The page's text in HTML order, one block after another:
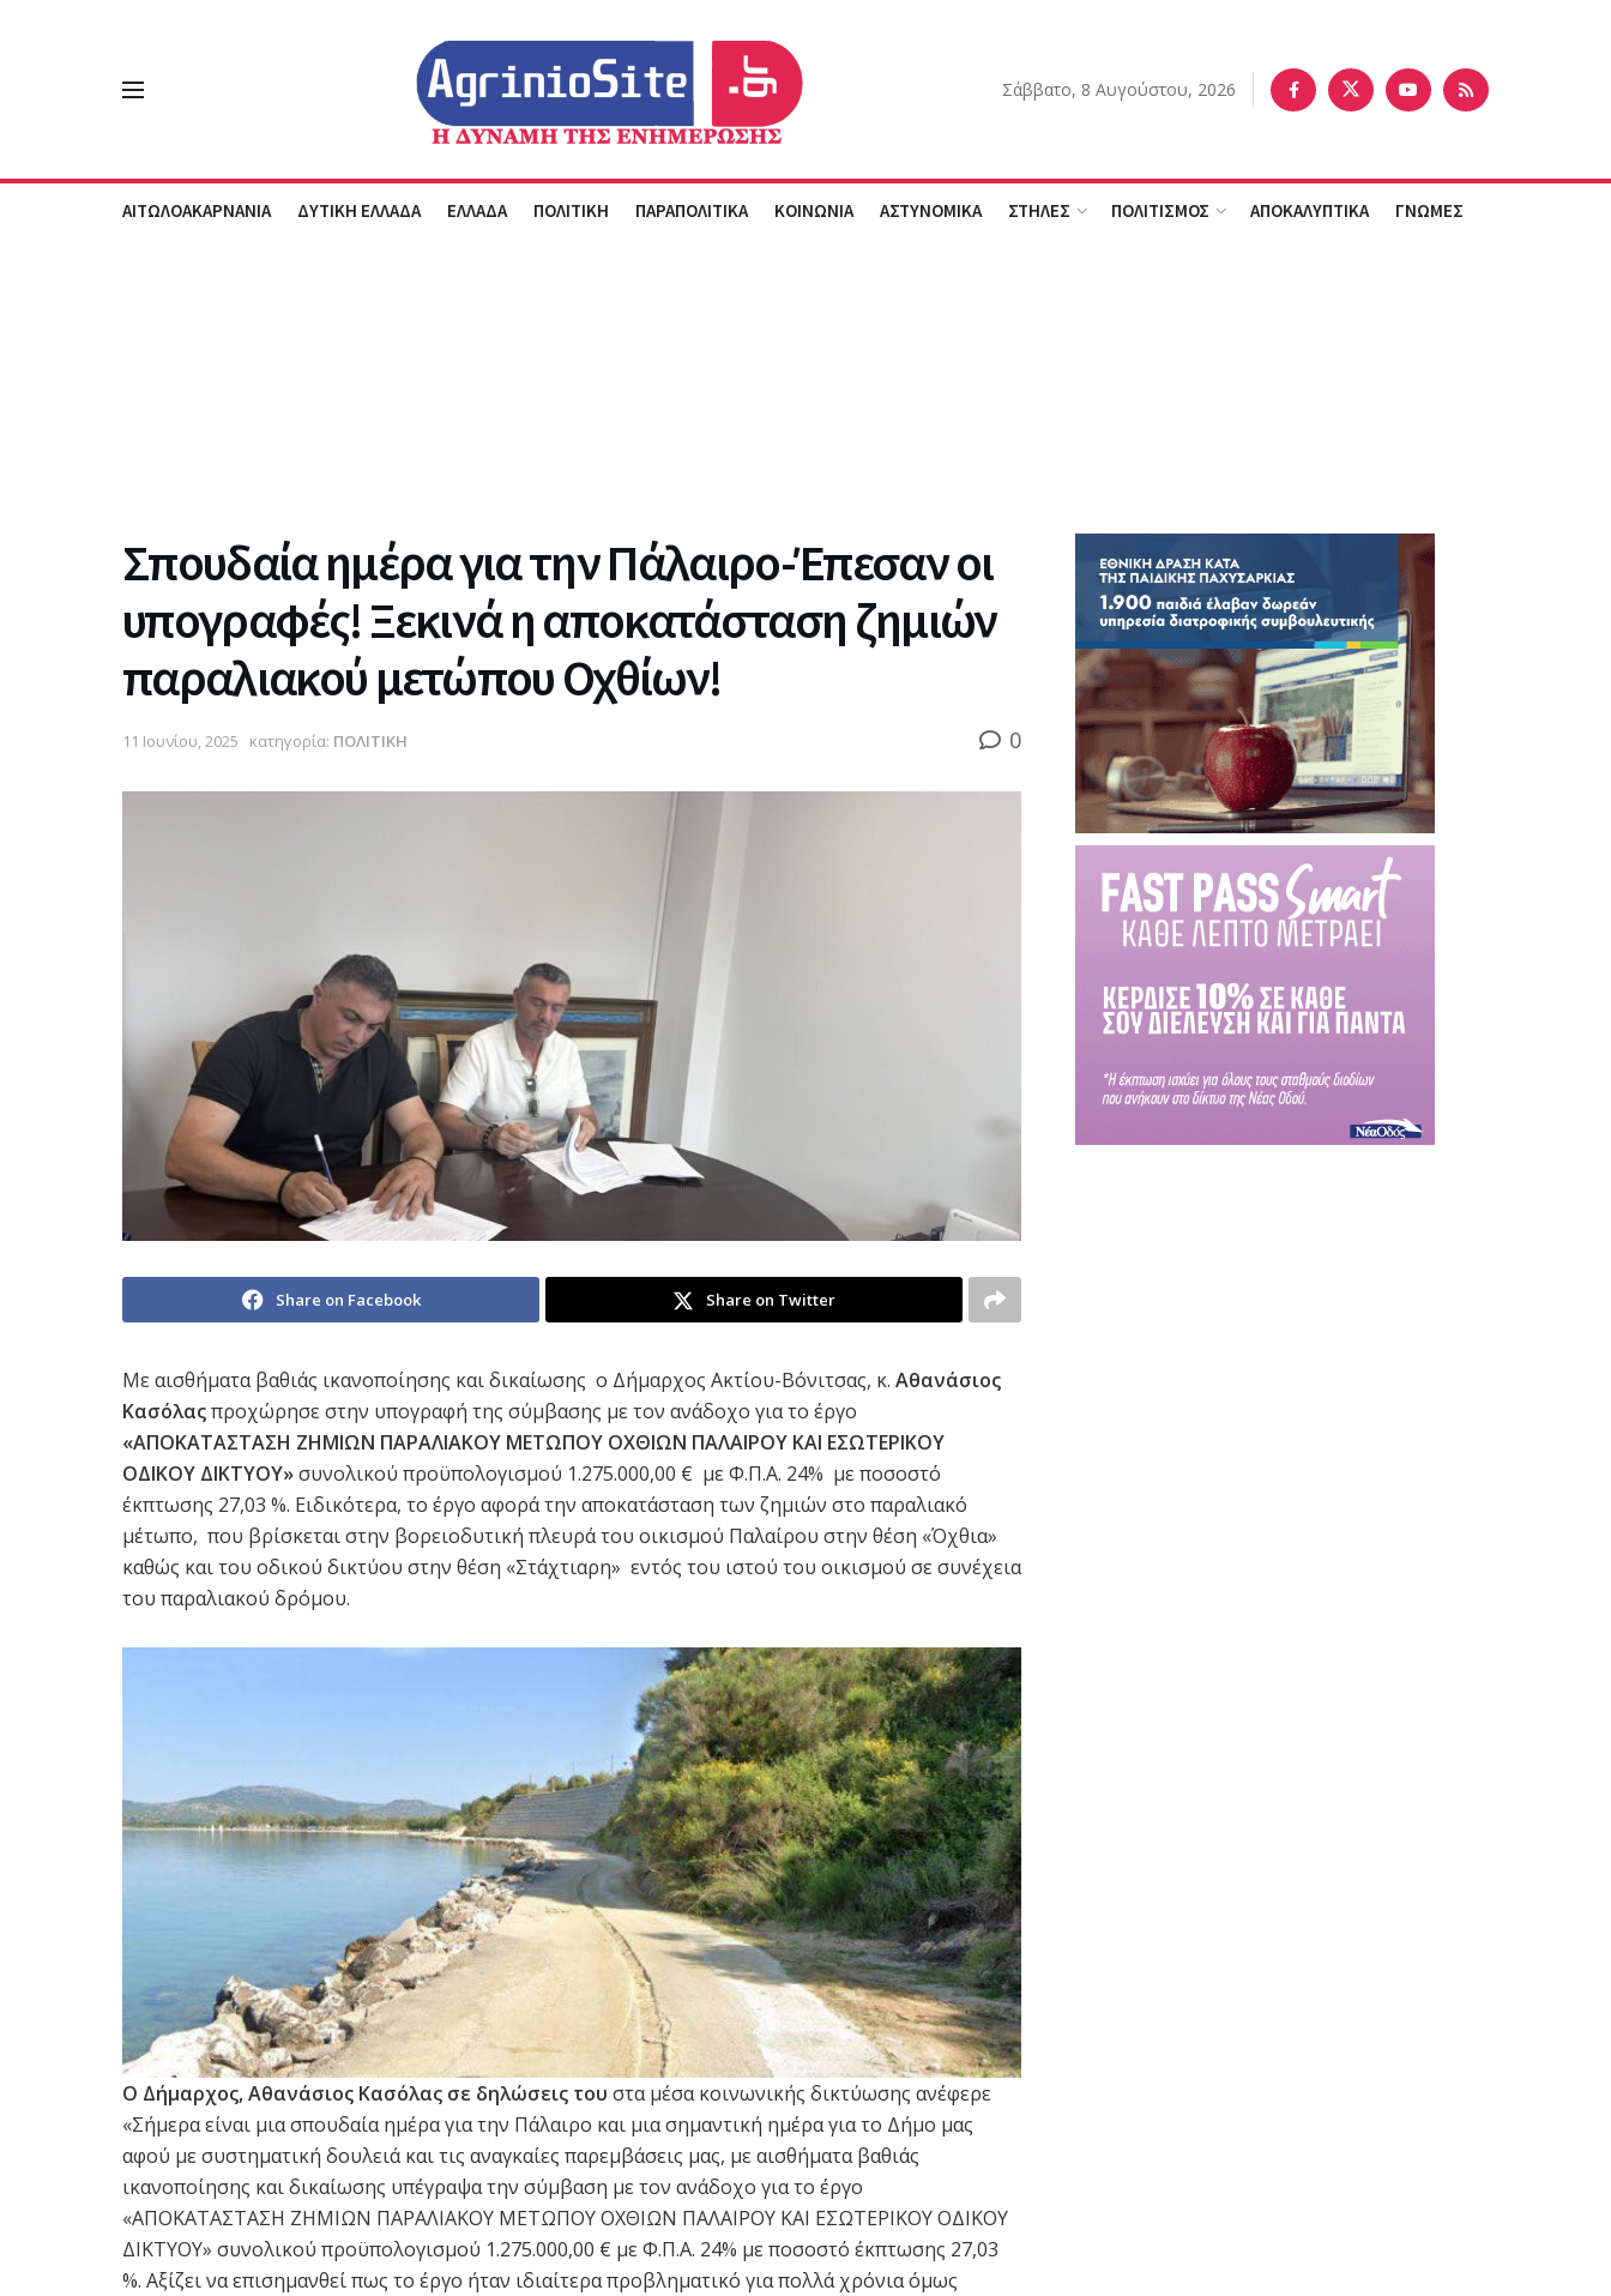
Σάββατο, 8 Αυγούστου, 2026
ΑΙΤΩΛΟΑΚΑΡΝΑΝΙΑ ΔΥΤΙΚΗ ΕΛΛΑΔΑ ΕΛΛΑΔΑ ΠΟΛΙΤΙΚΗ ΠΑΡΑΠΟΛΙΤΙΚΑ ΚΟΙΝΩΝΙΑ ΑΣΤΥΝΟΜΙΚΑ ΣΤΗΛΕΣ ΠΟΛΙΤΙΣΜΟΣ ΑΠΟΚΑΛΥΠΤΙΚΑ ΓΝΩΜΕΣ
Σπουδαία ημέρα για την Πάλαιρο-Έπεσαν οι
υπογραφές! Ξεκινά η αποκατάσταση ζημιών
παραλιακού μετώπου Οχθίων!
11 Ιουνίου, 2025 κατηγορία: ΠΟΛΙΤΙΚΗ 0
Share on Facebook Share on Twitter
Με αισθήματα βαθιάς ικανοποίησης και δικαίωσης ο Δήμαρχος Ακτίου-Βόνιτσας, κ. Αθανάσιος
Κασόλαςπροχώρησε στην υπογραφή της σύμβασης με τον ανάδοχο για το έργο
«ΑΠΟΚΑΤΑΣΤΑΣΗ ΖΗΜΙΩΝ ΠΑΡΑΛΙΑΚΟΥ ΜΕΤΩΠΟΥ ΟΧΘΙΩΝ ΠΑΛΑΙΡΟΥ ΚΑΙ ΕΣΩΤΕΡΙΚΟΥ
ΟΔΙΚΟΥ ΔΙΚΤΥΟΥ»συνολικού προϋπολογισμού 1.275.000,00 € με Φ.Π.Α. 24% με ποσοστό
έκπτωσης 27,03 %. Ειδικότερα, το έργο αφορά την αποκατάσταση των ζημιών στο παραλιακό
μέτωπο, που βρίσκεται στην βορειοδυτική πλευρά του οικισμού Παλαίρου στην θέση «Όχθια»
καθώς και του οδικού δικτύου στην θέση «Στάχτιαρη» εντός του ιστού του οικισμού σε συνέχεια
του παραλιακού δρόμου.
Ο Δήμαρχος, Αθανάσιος Κασόλας σε δηλώσεις του στα μέσα κοινωνικής δικτύωσης ανέφερε
«Σήμερα είναι μια σπουδαία ημέρα για την Πάλαιρο και μια σημαντική ημέρα για το Δήμο μας
αφού με συστηματική δουλειά και τις αναγκαίες παρεμβάσεις μας, με αισθήματα βαθιάς
ικανοποίησης και δικαίωσης υπέγραψα την σύμβαση με τον ανάδοχο για το έργο
«ΑΠΟΚΑΤΑΣΤΑΣΗ ΖΗΜΙΩΝ ΠΑΡΑΛΙΑΚΟΥ ΜΕΤΩΠΟΥ ΟΧΘΙΩΝ ΠΑΛΑΙΡΟΥ ΚΑΙ ΕΣΩΤΕΡΙΚΟΥ ΟΔΙΚΟΥ
ΔΙΚΤΥΟΥ» συνολικού προϋπολογισμού 1.275.000,00 € με Φ.Π.Α. 24% με ποσοστό έκπτωσης 27,03
%. Αξίζει να επισημανθεί πως το έργο ήταν ιδιαίτερα προβληματικό για πολλά χρόνια όμως